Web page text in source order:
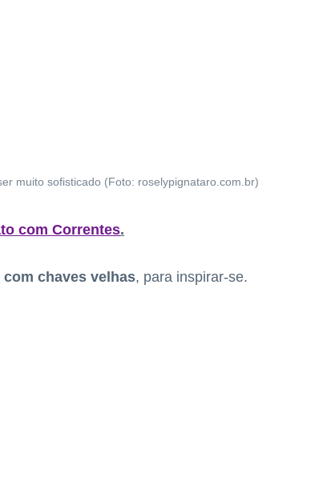
muito sofisticado (Foto: roselypignataro.com.br)
com Correntes
chaves velhas , para inspirar-se.